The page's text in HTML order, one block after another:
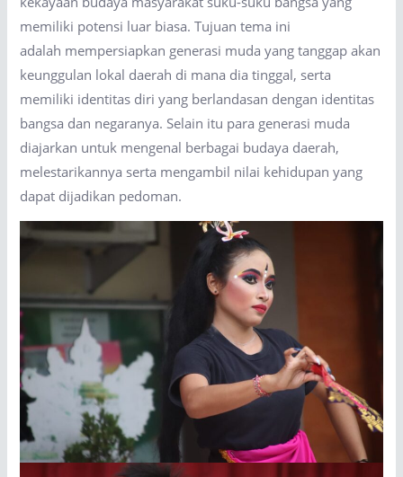
memiliki potensi luar biasa. Tujuan tema ini
adalah mempersiapkan generasi muda yang tanggap akan
keunggulan lokal daerah di mana dia tinggal, serta
memiliki identitas diri yang berlandasan dengan identitas
bangsa dan negaranya. Selain itu para generasi muda
diajarkan untuk mengenal berbagai budaya daerah,
melestarikannya serta mengambil nilai kehidupan yang
dapat dijadikan pedoman.